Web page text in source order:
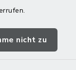
nicht zu